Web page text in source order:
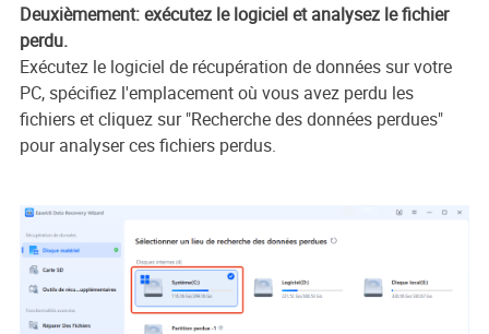
Deuxièmement: exécutez le logiciel et analysez le fichier
perdu.
Exécutez le logiciel de récupération de données sur votre
PC, spécifiez l'emplacement où vous avez perdu les
fichiers et cliquez sur "Recherche des données perdues"
pour analyser ces fichiers perdus.